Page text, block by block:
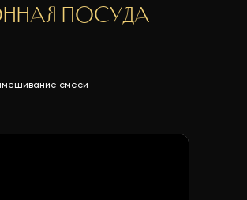
посуда
смеси